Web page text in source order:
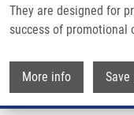
They are designed for
success of promotional
More info